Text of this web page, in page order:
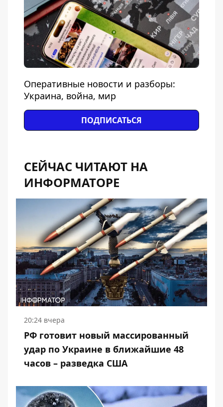
Оперативные новости и разборы:
Украина, война, мир
ПОДПИСАТЬСЯ
СЕЙЧАС ЧИТАЮТ НА
ИНФОРМАТОРЕ
20:24 вчера
РФ готовит новый массированный
удар по Украине в ближайшие 48
часов – разведка США